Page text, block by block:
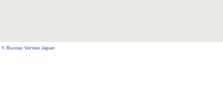
© Bureau Veritas Japan